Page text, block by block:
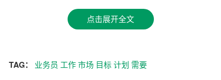
而制定出有针对性的工作计划。
业务策略。这些策略可以是扩大客户群、提高客户满意
点击展开全文
TAG： 业务员 工作市场 目标计划 需要